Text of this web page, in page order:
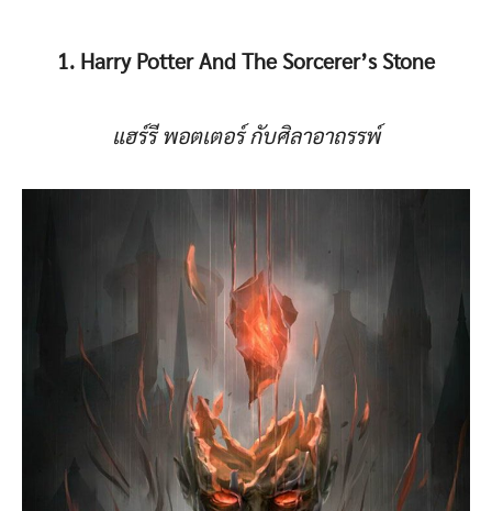
1. Harry Potter And The Sorcerer’s Stone
แฮร์รี พอตเตอร์ กับศิลาอาถรรพ์